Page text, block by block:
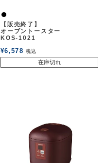
黒
【販売終了】
オーブントースター
KOS-1021
¥6,578 税込
在庫切れ